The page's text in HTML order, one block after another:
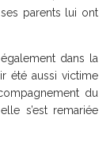
parents lui ont
dans la
été aussi victime
du
s’est remariée